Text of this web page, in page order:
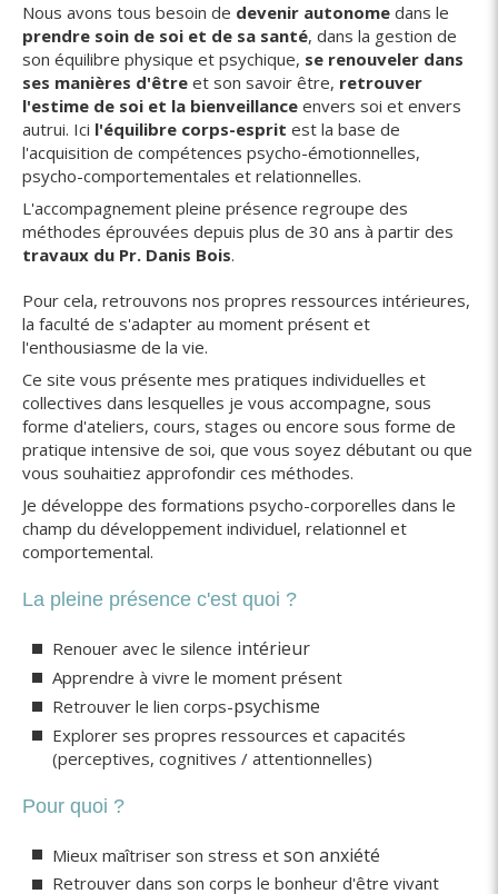
Nous avons tous besoin de devenir autonome dans le
prendre soin de soi et de sa santé, dans la gestion de
son équilibre physique et psychique, se renouveler dans
ses manières d'être et son savoir être, retrouver
l'estime de soi et la bienveillance envers soi et envers
autrui. Ici l'équilibre corps-esprit est la base de
l'acquisition de compétences psycho-émotionnelles,
psycho-comportementales et relationnelles.
L'accompagnement pleine présence regroupe des
méthodes éprouvées depuis plus de 30 ans à partir des
travaux du Pr. Danis Bois.
Pour cela, retrouvons nos propres ressources intérieures,
la faculté de s'adapter au moment présent et
l'enthousiasme de la vie.
Ce site vous présente mes pratiques individuelles et
collectives dans lesquelles je vous accompagne, sous
forme d'ateliers, cours, stages ou encore sous forme de
pratique intensive de soi, que vous soyez débutant ou que
vous souhaitiez approfondir ces méthodes.
Je développe des formations psycho-corporelles dans le
champ du développement individuel, relationnel et
comportemental.
La pleine présence c'est quoi ?
Renouer avec le silence intérieur
Apprendre à vivre le moment présent
Retrouver le lien corps-psychisme
Explorer ses propres ressources et capacités
(perceptives, cognitives / attentionnelles)
Pour quoi ?
Mieux maîtriser son stress et son anxiété
Retrouver dans son corps le bonheur d'être vivant